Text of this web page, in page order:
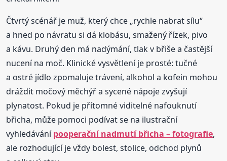
Čtvrtý scénář je muž, který chce „rychle nabrat sílu“
a hned po návratu si dá klobásu, smažený řízek, pivo
a kávu. Druhý den má nadýmání, tlak v břiše a častější
nucení na moč. Klinické vysvětlení je prosté: tučné
a ostré jídlo zpomaluje trávení, alkohol a kofein mohou
dráždit močový měchýř a sycené nápoje zvyšují
plynatost. Pokud je přítomné viditelné nafouknutí
břicha, může pomoci podívat se na ilustrační
vyhledávánípooperační nadmutí břicha – fotografie,
ale rozhodující je vždy bolest, stolice, odchod plynů